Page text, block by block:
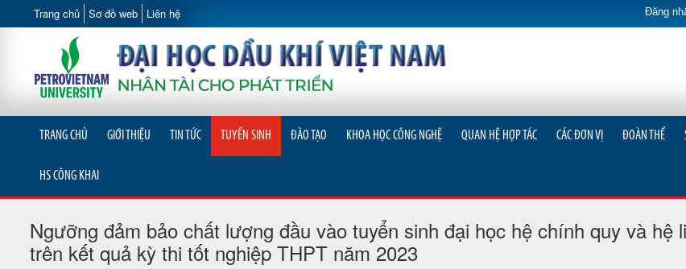
Trang chủ Sơ đồ web Liên hệ Đăng
TRANG CHỦ GIỚI THIỆU TIN TỨC TUYỂN SINH ĐÀO TẠO KHOA HỌC CÔNG NGHỆ QUAN HỆ HỢP TÁC CÁC ĐƠN VỊ ĐOÀN THỂ
HS CÔNG KHAI
Ngưỡng đảm bảo chất lượng đầu vào tuyển sinh đại học hệ chính quy và
trên kết quả kỳ thi tốt nghiệp THPT năm 2023